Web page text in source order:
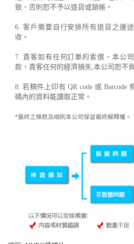
致，否則恕不予以退貨或銷帳。
6. 客戶需要自行安排所有退貨之運
收。
7. 貴客如有任何訂單的索償，本公
款，貴客任何的經濟損失,本公司恕不
8. 若稿件上印有 QR code 或 Barcode
碼內的資料能讀取正常。
*最終之條款及細則本公司保留最終解釋權。